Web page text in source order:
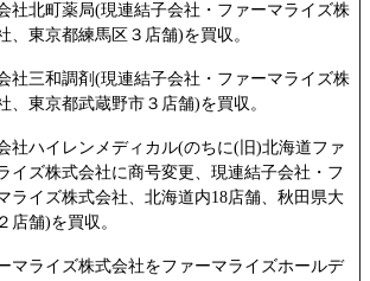
社北町薬局(現連結子会社・ファーマライズ株
、東京都練馬区３店舗)を買収。
社三和調剤(現連結子会社・ファーマライズ株
、東京都武蔵野市３店舗)を買収。
社ハイレンメディカル(のちに(旧)北海道ファ
イズ株式会社に商号変更、現連結子会社・フ
ライズ株式会社、北海道内18店舗、秋田県大
店舗)を買収。
マライズ株式会社をファーマライズホールデ